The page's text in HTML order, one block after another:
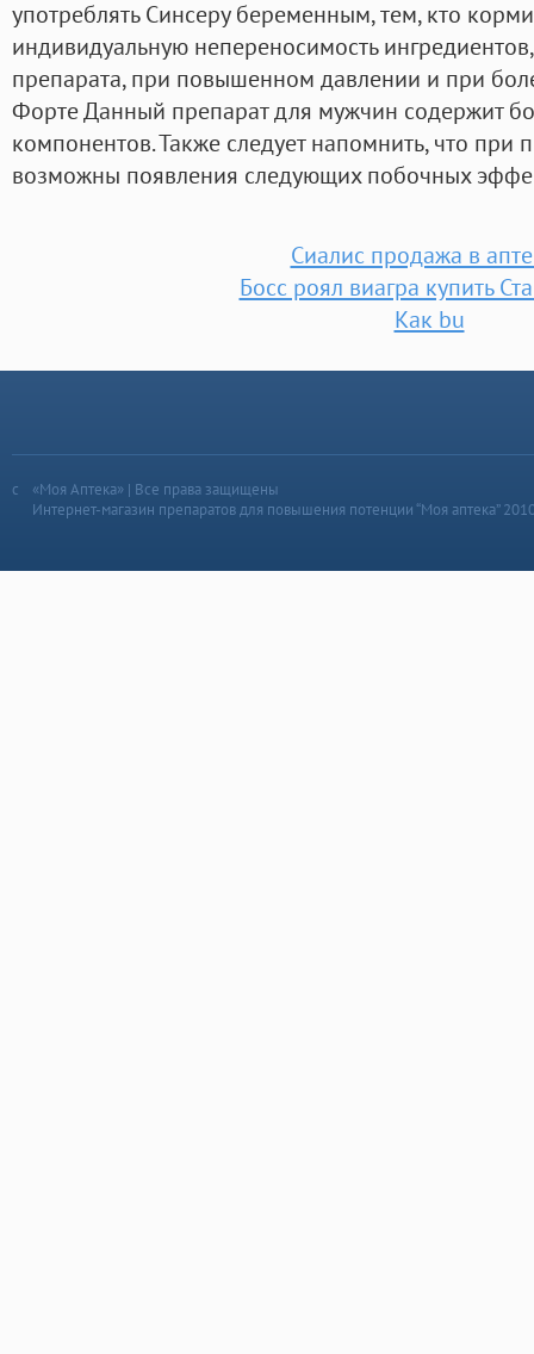
употреблять Синсеру беременным, тем, кто
индивидуальную непереносимость
препарата, при повышенном давлении и при
Форте Данный препарат для мужчин содержит
компонентов. Также следует напомнить, что при
возможны появления следующих побочных
Сиалис продажа в
Босс роял виагра купить
Как bu
«Моя Аптека» | Все права защищены
Интернет-магазин препаратов для повышения потенции “Моя аптека”